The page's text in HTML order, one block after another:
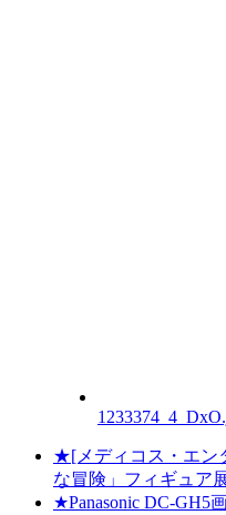
★[メディコス・エン
な冒険」フィギュア
★Panasonic DC-GH5